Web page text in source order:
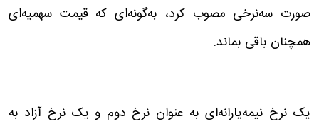
صورت سه‌نرخی مصوب کرد، به‌گونه‌ای که قیمت سهمیه‌ای
همچنان باقی بماند.
یک نرخ نیمه‌یارانه‌ای به عنوان نرخ دوم و یک نرخ آزاد به